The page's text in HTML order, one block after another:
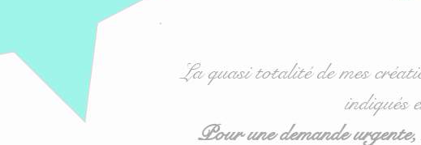
La quasi totalité de mes
indiqués
Pour une demande